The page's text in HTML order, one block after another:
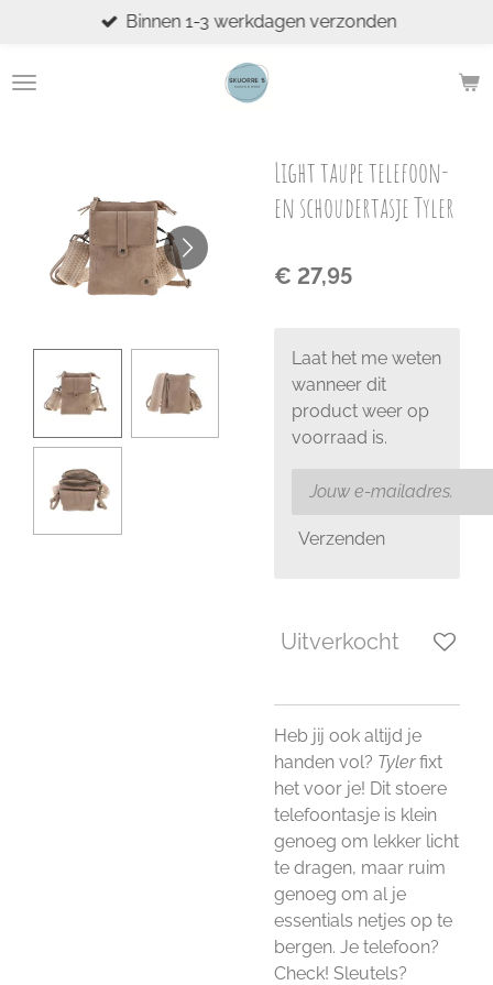
naar
Binnen 1-3 werkdagen verzonden
Light taupe telefoon-
en schoudertasje Tyler
€ 27,95
Laat het me weten
wanneer dit
product weer op
voorraad is.
Verzenden
Uitverkocht
Heb jij ook altijd je
handen vol? Tylerfixt
het voor je! Dit stoere
telefoontasje is klein
genoeg om lekker licht
te dragen, maar ruim
genoeg om al je
essentials netjes op te
bergen. Je telefoon?
Check! Sleutels?